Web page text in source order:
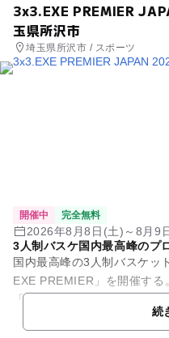
3x3.EXE PREMIER
玉県所沢市
埼玉県所沢市 / スポーツ
開催中 完全無料
2026年8月8日(土)～8月9
3人制バスケ国内最高峰のプ
国内最高峰の3人制バスケッ
EXE PREMIER」を開催す
「ST-KASUMI.EXE」。スピ
続